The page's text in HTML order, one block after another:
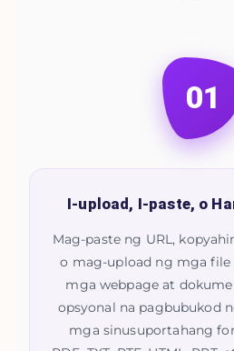
01
I-upload, I-paste, o
Mag-paste ng URL,
o mag-upload ng mga file
mga webpage at
opsyonal na pagbubukod
mga sinusuportahang